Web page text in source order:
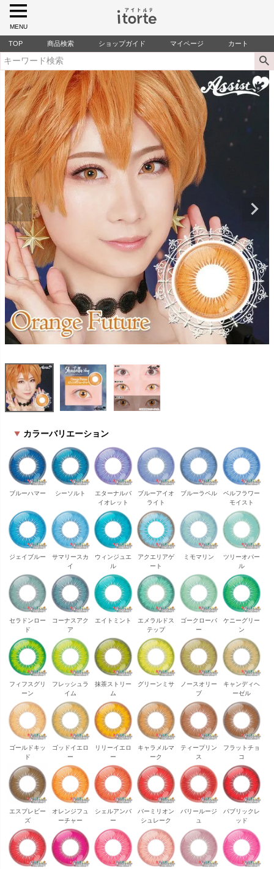
MENU
TOP 商品検索 ショップガイド マイページ カート
カラーバリエーション
ブルーハマー シーソルト
エターナルバ
イオレット
ブルーアイオ
ライト
ブルーラペル
ベルフラワー
モイスト
ジェイブルー
サマリースカ
イ
ウィンジュエ
ル
アクエリアゲ
ート
ミモマリン
ツリーオパー
ル
セラドンロー
ド
コーナスアク
ア
エイトミント
エメラルドス
テップ
ゴークローバ
ー
ケニーグリー
ン
フィフスグリ
ーン
フレッシュラ
イム
抹茶ストリー
ム
グリーンミサ
ノースオリー
ブ
キャンディヘ
ーゼル
ゴールドキッ
ド
ゴッドイエロ
ー
リリーイエロ
ー
キャラメルマ
ーク
ティープリン
ス
フラットチョ
コ
エスプレビー
ズ
オレンジフュ
ーチャー
シェルアンバ
ー
バーミリオン
シュレーク
バリールージ
ュ
パブリックレ
ッド